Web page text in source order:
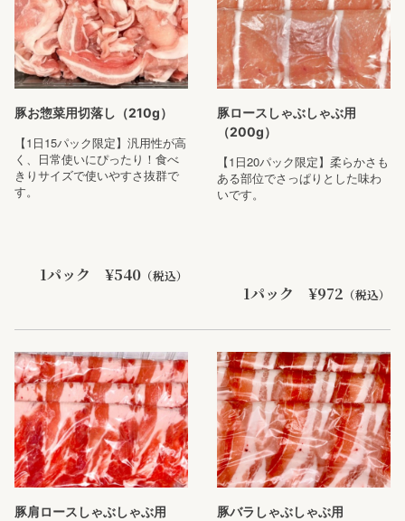
豚お惣菜用切落し（210g）
【1日15パック限定】汎用性が高
く、日常使いにぴったり！食べ
きりサイズで使いやすさ抜群で
す。
1パック ¥540 （税込）
豚ロースしゃぶしゃぶ用
（200g）
【1日20パック限定】柔らかさも
ある部位でさっぱりとした味わ
いです。
1パック ¥972 （税込）
豚肩ロースしゃぶしゃぶ用
豚バラしゃぶしゃぶ用